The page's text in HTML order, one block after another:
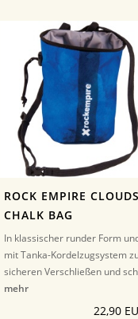
ROCK EMPIRE CLOUDS
CHALK BAG
In klassischer runder Form
mit Tanka-Kordelzugsystem
sicheren Verschließen und
mehr
22,90